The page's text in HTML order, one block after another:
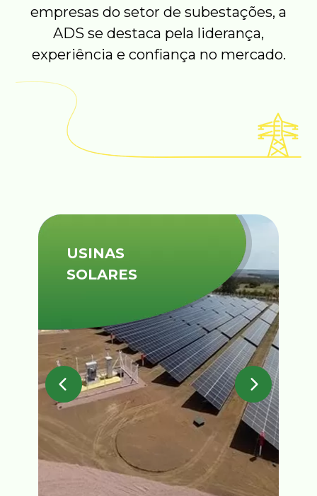
empresas do setor de subestações, a
ADS se destaca pela liderança,
experiência e confiança no mercado.
USINAS
SOLARES